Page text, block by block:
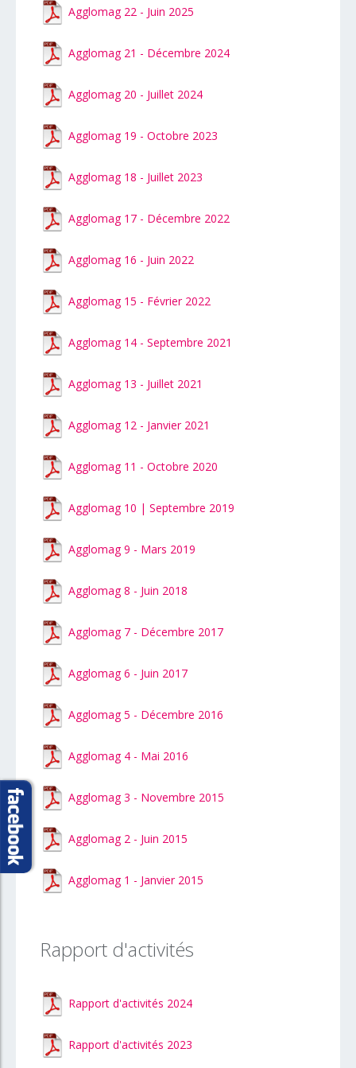
Agglomag 22 - Juin 2025
Agglomag 21 - Décembre 2024
Agglomag 20 - Juillet 2024
Agglomag 19 - Octobre 2023
Agglomag 18 - Juillet 2023
Agglomag 17 - Décembre 2022
Agglomag 16 - Juin 2022
Agglomag 15 - Février 2022
Agglomag 14 - Septembre 2021
Agglomag 13 - Juillet 2021
Agglomag 12 - Janvier 2021
Agglomag 11 - Octobre 2020
Agglomag 10 | Septembre 2019
Agglomag 9 - Mars 2019
Agglomag 8 - Juin 2018
Agglomag 7 - Décembre 2017
Agglomag 6 - Juin 2017
Agglomag 5 - Décembre 2016
Agglomag 4 - Mai 2016
Agglomag 3 - Novembre 2015
Agglomag 2 - Juin 2015
Agglomag 1 - Janvier 2015
Rapport d'activités
Rapport d'activités 2024
Rapport d'activités 2023